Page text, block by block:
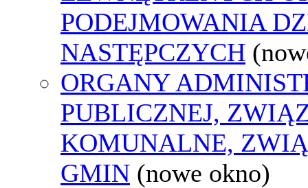
PODEJMOWANIA
NASTĘPCZYCH
ORGANY
PUBLICZNEJ,
KOMUNALNE,
GMIN (nowe okno)